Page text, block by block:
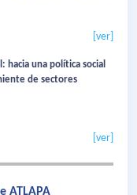
[ver]
una política social
de sectores
[ver]
ATLAPA